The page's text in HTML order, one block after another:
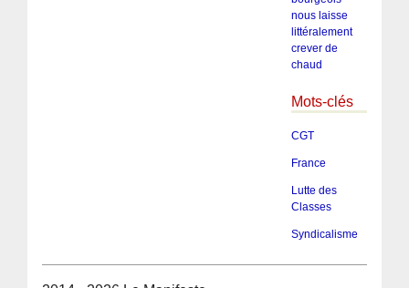
nous laisse
littéralement
crever de
chaud
Mots-clés
CGT
France
Lutte des
Classes
Syndicalisme